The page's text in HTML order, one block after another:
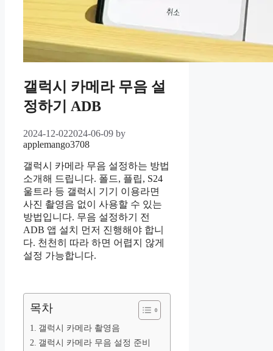
갤럭시 카메라 무음 설
정하기 ADB
2024-12-022024-06-09 by
applemango3708
갤럭시 카메라 무음 설정하는 방법
소개해 드립니다. 폴드, 플립, S24
울트라 등 갤럭시 기기 이용라면
사진 촬영음 없이 사용할 수 있는
방법입니다. 무음 설정하기 전
ADB 앱 설치 먼저 진행해야 합니
다. 천천히 따라 하면 어렵지 않게
설정 가능합니다.
목차
갤럭시 카메라 촬영음
갤럭시 카메라 무음 설정 준비